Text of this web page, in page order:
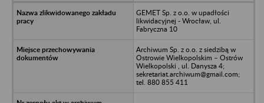
GEMET Sp. z o.o. w upadłości
likwidacyjnej - Wrocław, ul.
Fabryczna 10
Archiwum Sp. z o.o. z siedzibą w
Ostrowie Wielkopolskim – Ostrów
Wielkopolski , ul. Danysza 4;
sekretariat.archiwum@gmail.com;
tel. 880 855 411